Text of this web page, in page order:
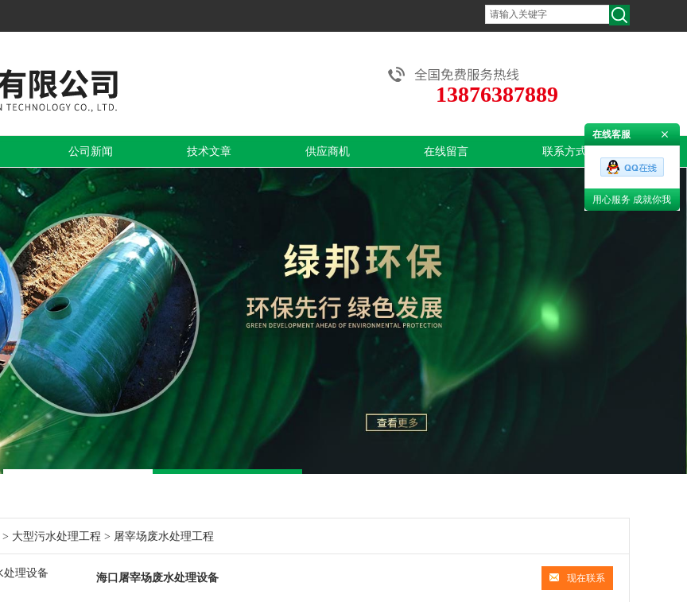
13876387889
公司新闻 技术文章 供应商机 在线留言 联系方式
> 大型污水处理工程 > 屠宰场废水处理工程
现在联系
海口屠宰场废水处理设备
在线客服
用心服务 成就你我